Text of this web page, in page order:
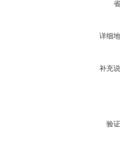
详细
补充
验